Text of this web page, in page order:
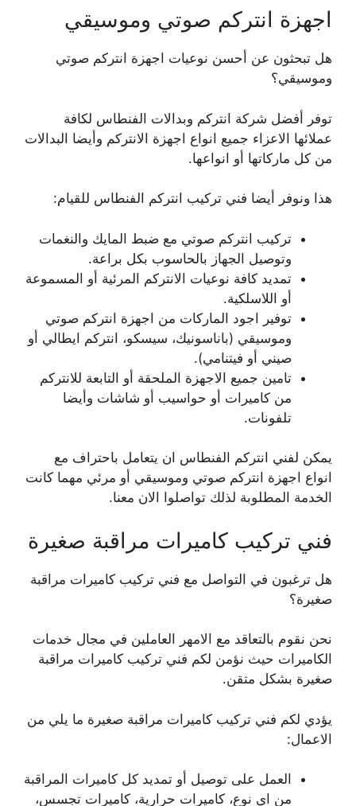
اجهزة انتركم صوتي وموسيقي
هل تبحثون عن أحسن نوعيات اجهزة انتركم صوتي
وموسيقي؟
توفر أفضل شركة انتركم وبدالات الفنطاس لكافة
عملائها الاعزاء جميع انواع اجهزة الانتركم وأيضا البدالات
من كل ماركاتها أو انواعها.
هذا ونوفر أيضا فني تركيب انتركم الفنطاس للقيام:
تركيب انتركم صوتي مع ضبط المايك والنغمات
وتوصيل الجهاز بالحاسوب بكل براعة.
تمديد كافة نوعيات الانتركم المرئية أو المسموعة
أو اللاسلكية.
توفير اجود الماركات من اجهزة انتركم صوتي
وموسيقي (باناسونيك، سيسكو، انتركم ايطالي أو
صيني أو فيتنامي).
تامين جميع الاجهزة الملحقة أو التابعة للانتركم
من كاميرات أو حواسيب أو شاشات وأيضا
تلفونات.
يمكن لفني انتركم الفنطاس ان يتعامل باحتراف مع
انواع اجهزة انتركم صوتي وموسيقي أو مرئي مهما كانت
الخدمة المطلوبة لذلك تواصلوا الان معنا.
فني تركيب كاميرات مراقبة صغيرة
هل ترغبون في التواصل مع فني تركيب كاميرات مراقبة
صغيرة؟
نحن نقوم بالتعاقد مع الامهر العاملين في مجال خدمات
الكاميرات حيث نؤمن لكم فني تركيب كاميرات مراقبة
صغيرة بشكل متقن.
يؤدي لكم فني تركيب كاميرات مراقبة صغيرة ما يلي من
الاعمال:
العمل على توصيل أو تمديد كل كاميرات المراقبة
من اي نوع، كاميرات حرارية، كاميرات تجسس،